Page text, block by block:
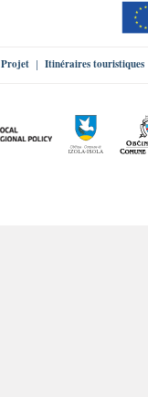
Projet Itinéraires touristiques